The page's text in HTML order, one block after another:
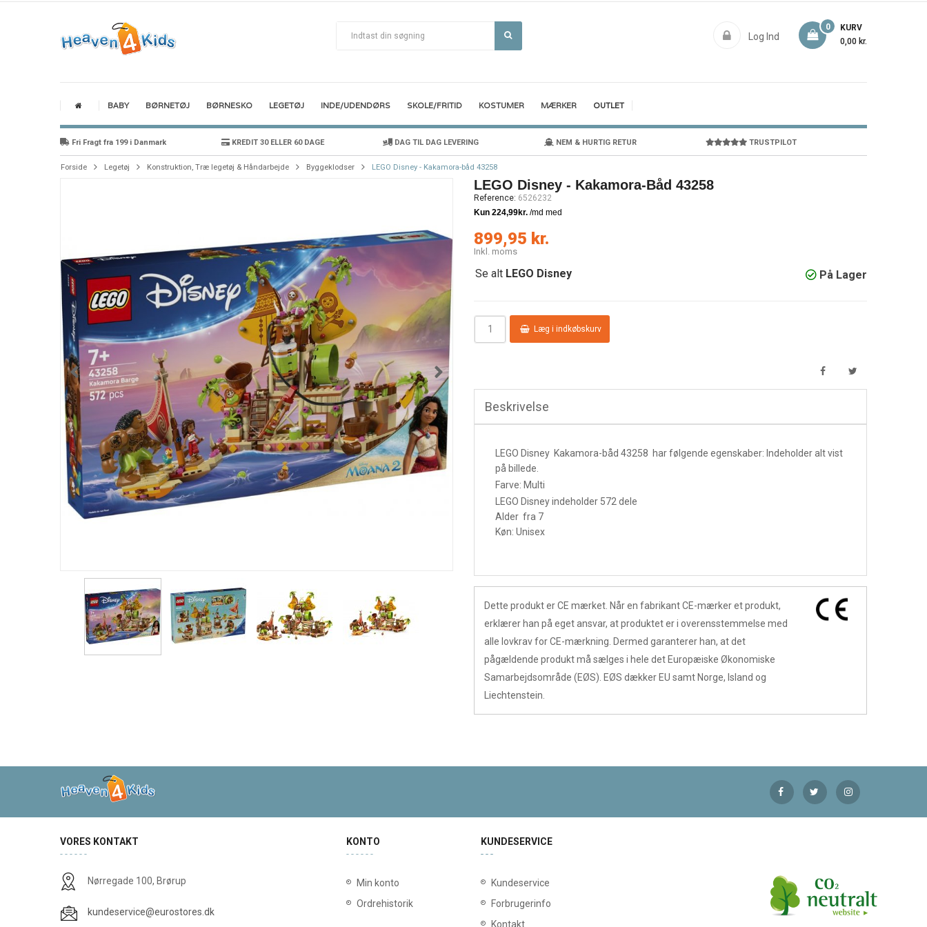
Log Ind
KURV
0
0,00 kr.
BABY BØRNETØJ BØRNESKO LEGETØJ INDE/UDENDØRS SKOLE/FRITID KOSTUMER MÆRKER OUTLET
Fri Fragt fra 199 i Danmark KREDIT 30 ELLER 60 DAGE DAG TIL DAG LEVERING NEM & HURTIG RETUR TRUSTPILOT
Forside Legetøj Konstruktion, Træ legetøj & Håndarbejde Byggeklodser LEGO Disney - Kakamora-båd 43258
LEGO Disney - Kakamora-Båd 43258
Reference: 6526232
899,95 kr.
Inkl. moms
Se alt LEGO Disney På Lager
Læg i indkøbskurv
Beskrivelse
LEGO Disney Kakamora-båd 43258 har følgende egenskaber: Indeholder alt vist
på billede.
Farve: Multi
LEGO Disney indeholder 572 dele
Alder fra 7
Køn: Unisex
Dette produkt er CE mærket. Når en fabrikant CE-mærker et produkt,
erklærer han på eget ansvar, at produktet er i overensstemmelse med
alle lovkrav for CE-mærkning. Dermed garanterer han, at det
pågældende produkt må sælges i hele det Europæiske Økonomiske
Samarbejdsområde (EØS). EØS dækker EU samt Norge, Island og
Liechtenstein.
VORES KONTAKT
Nørregade 100, Brørup
kundeservice@eurostores.dk
KONTO
Min konto
Ordrehistorik
KUNDESERVICE
Kundeservice
Forbrugerinfo
Kontakt